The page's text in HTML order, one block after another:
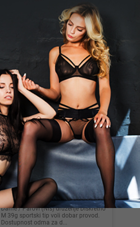
Slobodan63, 26
Cao devojke
Beograd
Ivon96, 30
Zelim upoznati finog coveka za
druzenje 🥰🥰🥰
Beograd
Goodvibes, 39
Dame / Parovi (Nis) druzenje Diskretno
M 39g sportski tip voli dobar provod.
Dostupnost odma za d...